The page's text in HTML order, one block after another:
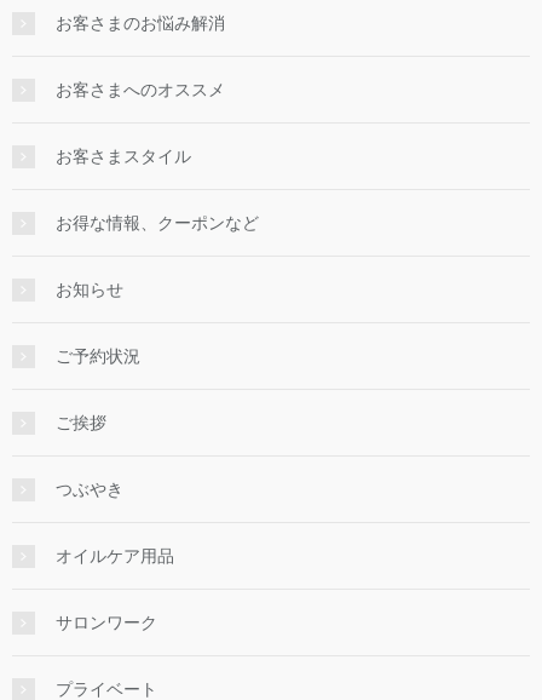
お客さまのお悩み解消
お客さまへのオススメ
お客さまスタイル
お得な情報、クーポンなど
お知らせ
ご予約状況
ご挨拶
つぶやき
オイルケア用品
サロンワーク
プライベート